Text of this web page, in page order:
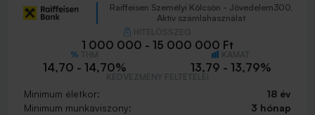
Raiffeisen Személyi Kölcsön - Jövedelem300,
Aktív számlahasználat
1 000 000 - 15 000 000 Ft
14,70 - 14,70% 13,79 - 13,79%
Minimum életkor:
18 év
Minimum munkaviszony:
3 hónap